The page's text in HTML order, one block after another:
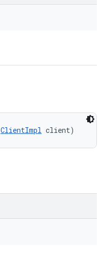
ClientImpl client)